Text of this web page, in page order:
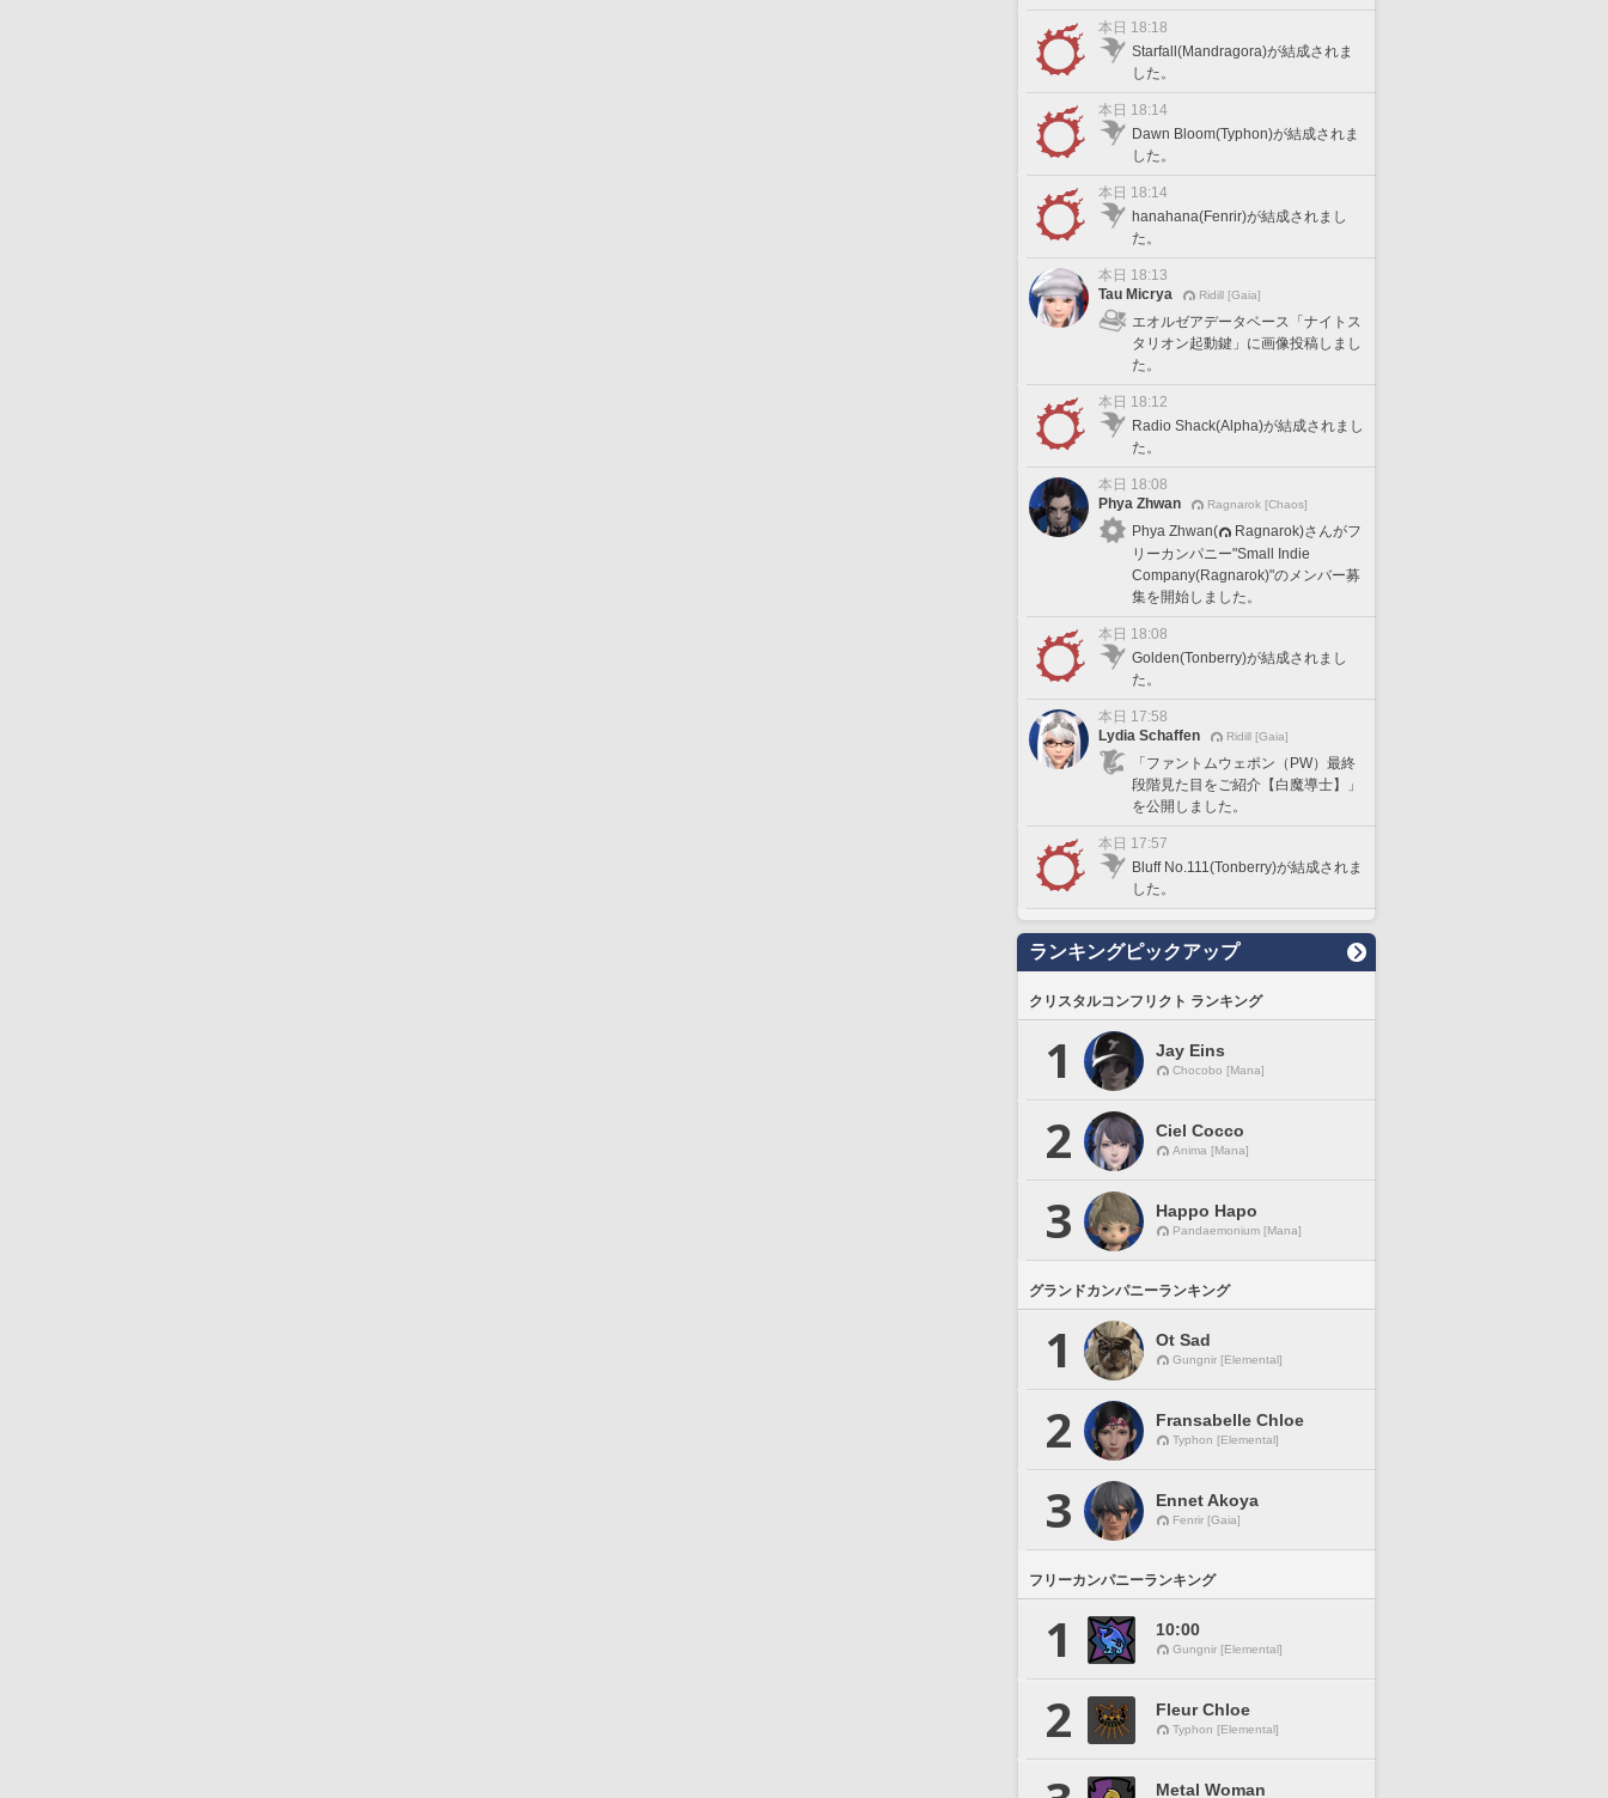
本日 18:18
Starfall(Mandragora)が結成されま
した。
本日 18:14
Dawn Bloom(Typhon)が結成されま
した。
本日 18:14
hanahana(Fenrir)が結成されまし
た。
本日 18:13
Tau Micrya
Ridill [Gaia]
エオルゼアデータベース「ナイトス
タリオン起動鍵」に画像投稿しまし
た。
本日 18:12
Radio Shack(Alpha)が結成されまし
た。
本日 18:08
Phya Zhwan
Ragnarok [Chaos]
Phya Zhwan(
Ragnarok)さんがフ
リーカンパニー"Small Indie
Company(Ragnarok)"のメンバー募
集を開始しました。
本日 18:08
Golden(Tonberry)が結成されまし
た。
本日 17:58
Lydia Schaffen
Ridill [Gaia]
「ファントムウェポン（PW）最終
段階見た目をご紹介【白魔導士】」
を公開しました。
本日 17:57
Bluff No.111(Tonberry)が結成されま
した。
ランキングピックアップ
クリスタルコンフリクト ランキング
1 Jay Eins
Chocobo [Mana]
2 Ciel Cocco
Anima [Mana]
3 Happo Hapo
Pandaemonium [Mana]
グランドカンパニーランキング
1 Ot Sad
Gungnir [Elemental]
2 Fransabelle Chloe
Typhon [Elemental]
3 Ennet Akoya
Fenrir [Gaia]
フリーカンパニーランキング
1 10:00
Gungnir [Elemental]
2 Fleur Chloe
Typhon [Elemental]
Metal Woman